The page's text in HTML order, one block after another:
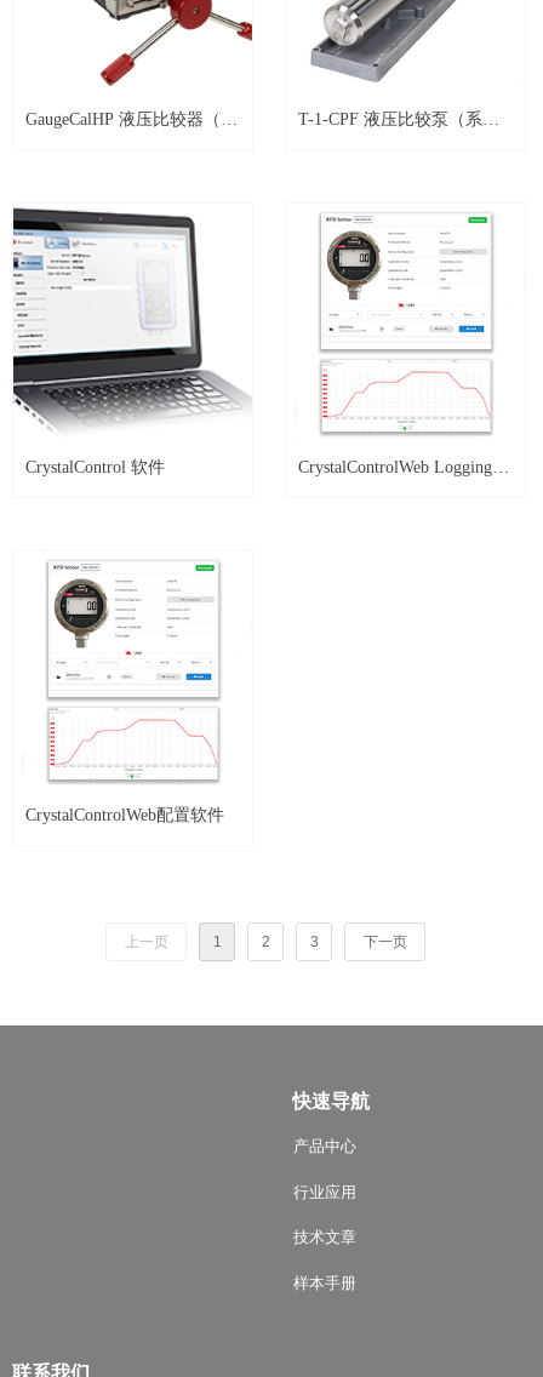
GaugeCalHP 液压比较器（系
T-1-CPF 液压比较泵（系统
CrystalControl 软件
CrystalControlWeb Logging
CrystalControlWeb配置软件
上一页 1 2 3 下一页
快速导航
产品中心
行业应用
技术文章
样本手册
联系我们